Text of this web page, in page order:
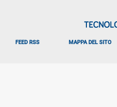
FEED RSS MAPPA DEL SITO